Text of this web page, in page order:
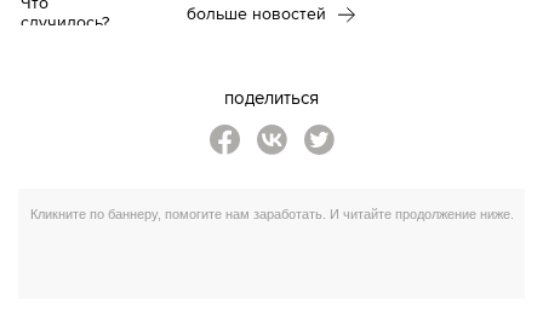
больше новостей
поделиться